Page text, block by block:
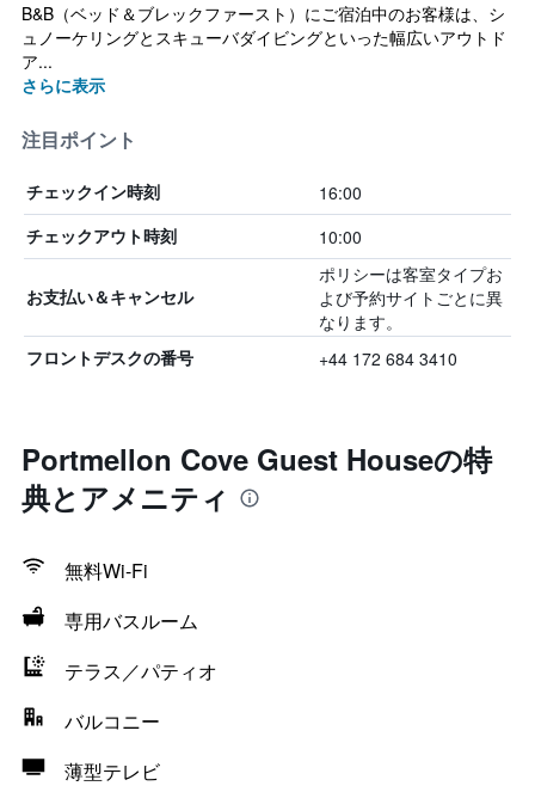
B&B（ベッド＆ブレックファースト）にご宿泊中のお客様は、シ
ュノーケリングとスキューバダイビングといった幅広いアウトド
ア...
さらに表示
注目ポイント
チェックイン時刻 16:00
チェックアウト時刻 10:00
お支払い＆キャンセル
ポリシーは客室タイプお
よび予約サイトごとに異
なります。
フロントデスクの番号 +44 172 684 3410
Portmellon Cove Guest Houseの特
典とアメニティ
無料Wi-Fi
専用バスルーム
テラス／パティオ
バルコニー
薄型テレビ